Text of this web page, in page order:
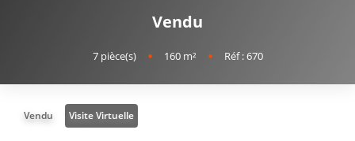
ESTIMATION
NOTRE AGENCE
NOS SERVICES
Vendu
7pièce(s) • 160m² • Réf : 670
Vendu Visite Virtuelle